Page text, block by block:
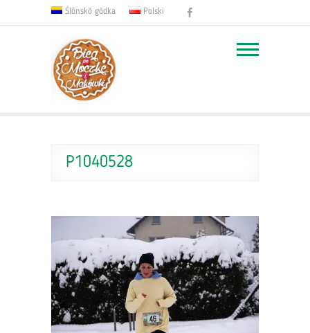
Ślōnskŏ gŏdka Polski
P1040528